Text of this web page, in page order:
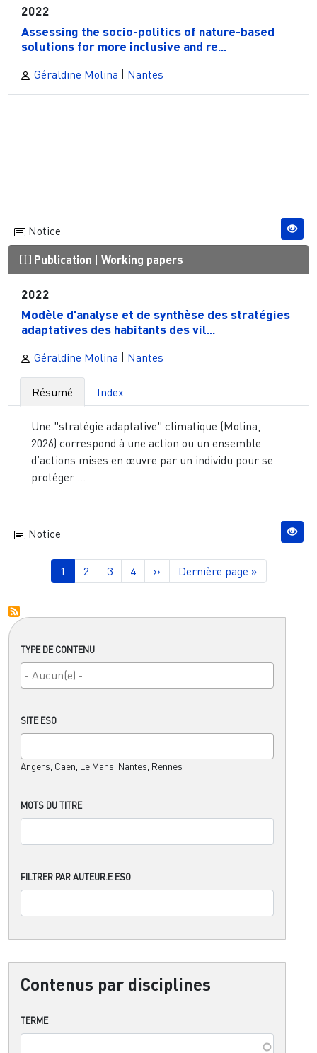
TYPE DE CONTENU
SITE ESO
Angers, Caen, Le Mans, Nantes, Rennes
MOTS DU TITRE
FILTRER PAR AUTEUR.E ESO
Contenus par disciplines
TERME
2022
Assessing the socio-politics of nature-based
solutions for more inclusive and re...
Géraldine Molina Nantes
Notice
Publication | Working papers
2022
Modèle d'analyse et de synthèse des stratégies
adaptatives des habitants des vil...
Géraldine Molina Nantes
Résumé Index
Une "stratégie adaptative" climatique (Molina,
2026) correspond à une action ou un ensemble
d’actions mises en œuvre par un individu pour se
protéger ...
Notice
Pagination
Page courante
1 Page
2 Page
3 Page
4 Page suivante
›› Dernière page
Dernière page »